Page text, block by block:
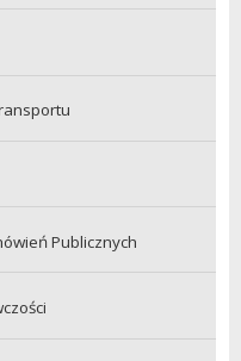
Publicznych